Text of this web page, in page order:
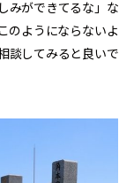
みができてるな」な
のようにならないよ
談してみると良いで